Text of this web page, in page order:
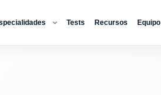
Tests Recursos Equipo